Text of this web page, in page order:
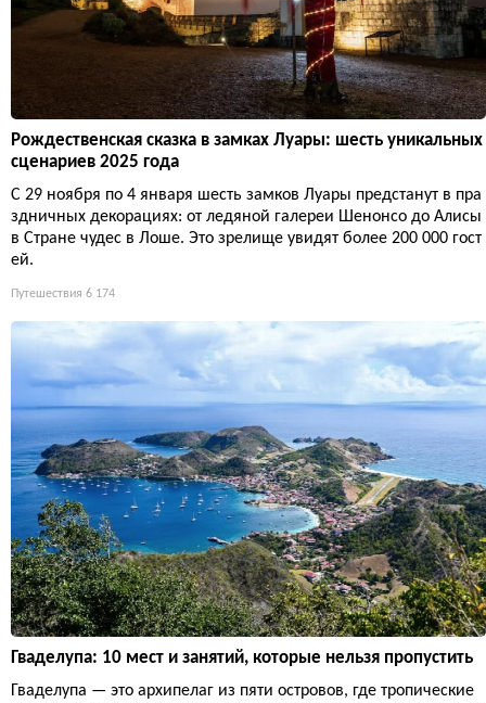
Рождественская сказка в замках Луары: шесть уникальных
сценариев 2025 года
С 29 ноября по 4 января шесть замков Луары предстанут в пра
здничных декорациях: от ледяной галереи Шенонсо до Алисы
в Стране чудес в Лоше. Это зрелище увидят более 200 000 гост
ей.
Путешествия 6 174
Гваделупа: 10 мест и занятий, которые нельзя пропустить
Гваделупа — это архипелаг из пяти островов, где тропические